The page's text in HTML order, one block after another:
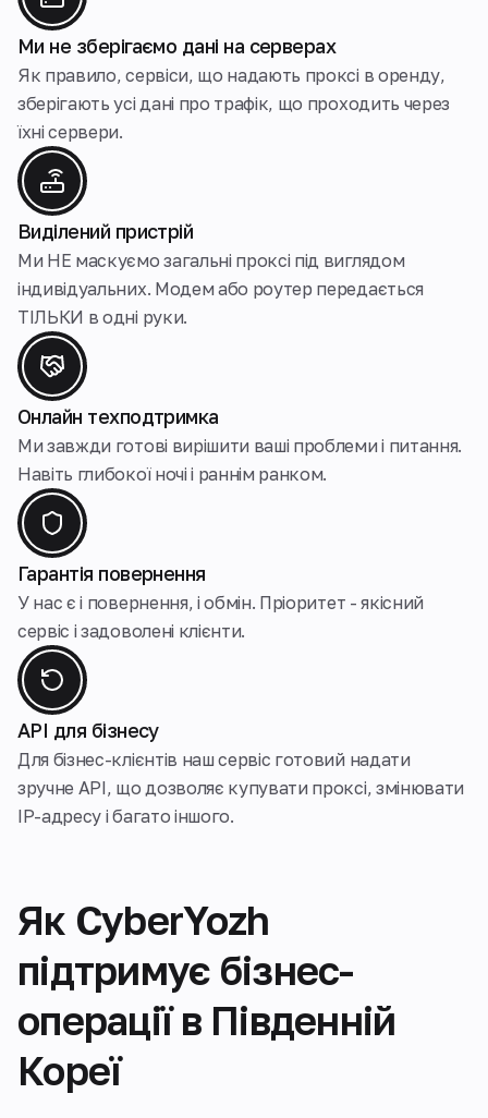
Ми не зберігаємо дані на серверах
Як правило, сервіси, що надають проксі в оренду,
зберігають усі дані про трафік, що проходить через
їхні сервери.
Виділений пристрій
Ми НЕ маскуємо загальнi проксі під виглядом
індивідуальних. Модем або роутер передається
ТІЛЬКИ в одні руки.
Онлайн техподтримка
Ми завжди готові вирішити ваші проблеми і питання.
Навіть глибокої ночі і раннім ранком.
Гарантія повернення
У нас є і повернення, і обмін. Пріоритет - якісний
сервіс і задоволені клієнти.
API для бізнесу
Для бізнес-клієнтів наш сервіс готовий надати
зручне API, що дозволяє купувати проксі, змінювати
IP-адресу і багато іншого.
Як CyberYozh
підтримує бізнес-
операції в Південній
Кореї